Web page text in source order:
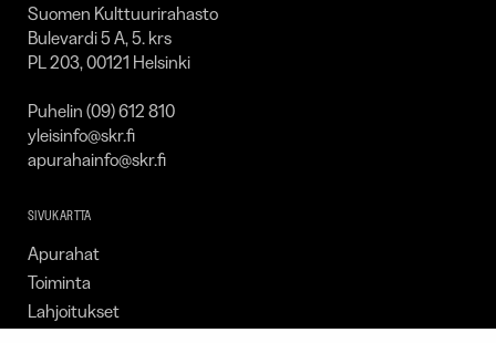
Suomen Kulttuurirahasto
Bulevardi 5 A, 5. krs
PL 203, 00121 Helsinki
Puhelin (09) 612 810
yleisinfo@skr.fi
apurahainfo@skr.fi
SIVUKARTTA
Apurahat
Toiminta
Lahjoitukset